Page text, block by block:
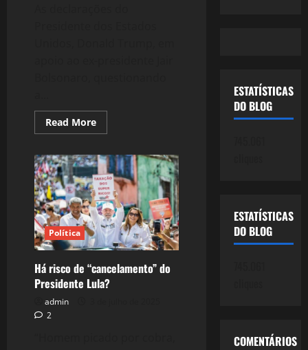
Read MoreRead
more
A
ameaça
de
Trump
ao
Brasil
é
presente
ao
Governo
Política
Há risco de “cancelamento” do
Presidente Lula?
admin
2
ESTATÍSTICAS
DO BLOG
ESTATÍSTICAS
DO BLOG
COMENTÁRIOS